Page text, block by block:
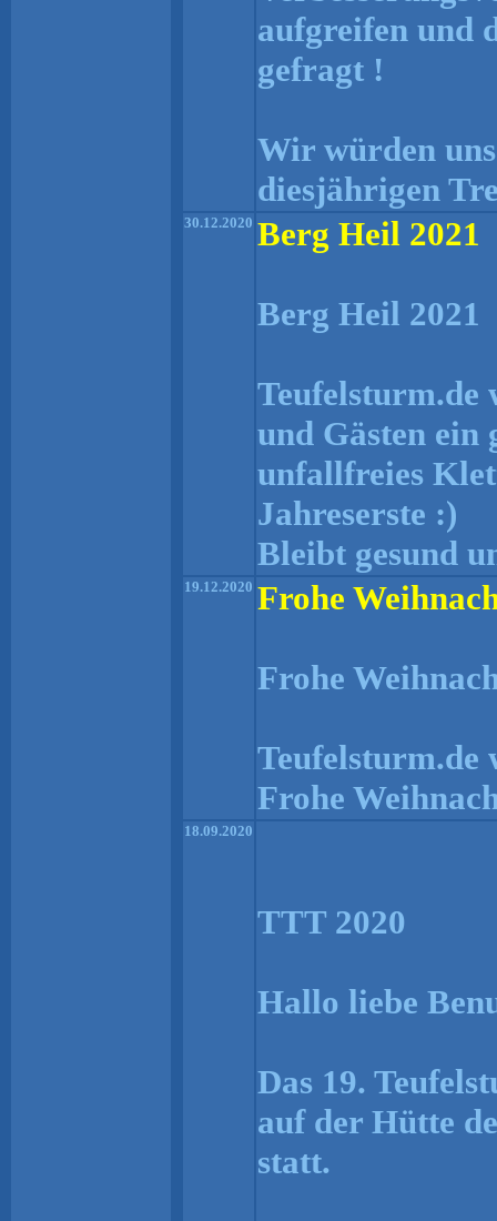
aufgreifen und
gefragt !
Wir würden
diesjährigen
30.12.2020 Berg Heil 2021
Berg Heil 2021
Teufelsturm.de
und Gästen ein
unfallfreies
Jahreserste :)
Bleibt gesund
19.12.2020 Frohe
Frohe
Teufelsturm.de
Frohe
18.09.2020
TTT 2020
Hallo liebe
Das 19.
auf der Hütte
statt.